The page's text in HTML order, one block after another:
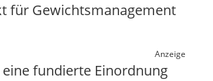
für Gewichtsmanagement
Anzeige
fundierte Einordnung